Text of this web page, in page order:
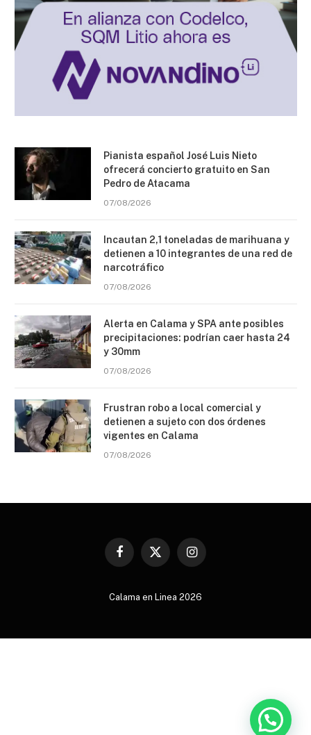
Pianista español José Luis Nieto
ofrecerá concierto gratuito en San
Pedro de Atacama
07/08/2026
Incautan 2,1 toneladas de marihuana y
detienen a 10 integrantes de una red de
narcotráfico
07/08/2026
Alerta en Calama y SPA ante posibles
precipitaciones: podrían caer hasta 24
y 30mm
07/08/2026
Frustran robo a local comercial y
detienen a sujeto con dos órdenes
vigentes en Calama
07/08/2026
Facebook
X
Instagram
Calama en Linea 2026